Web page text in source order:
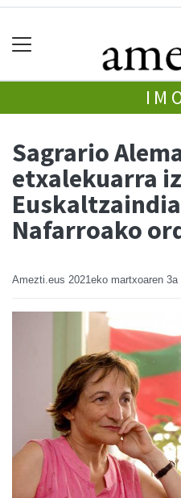
Sagrario
etxalekuarra
Nafarroako
Amezti.eus 2021eko martxoaren 3a